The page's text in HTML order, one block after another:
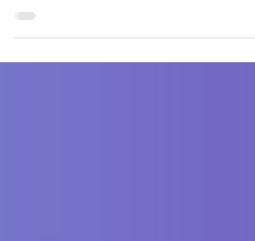
Watch ha alertado sobre el aumento de
acoso policial a periodistas, activistas y
manifestantes...